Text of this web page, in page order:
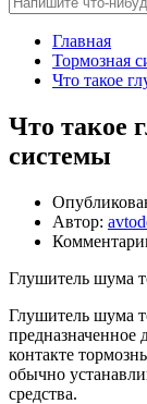
Главная
Тормозная
Что такое
Что такое
системы
Автор:
Глушитель шума
Глушитель шума
контакте
обычно
средства.